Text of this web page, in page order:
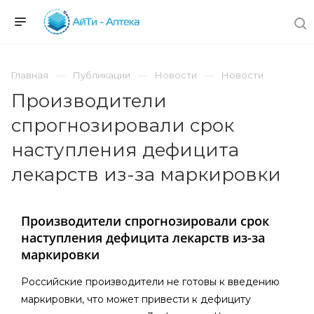
Главная Публикации Новости Новости
Производители
спрогнозировали срок
наступления дефицита
лекарств из-за маркировки
Производители спрогнозировали срок
наступления дефицита лекарств из-за
маркировки
Российские производители не готовы к введению
маркировки, что может привести к дефициту